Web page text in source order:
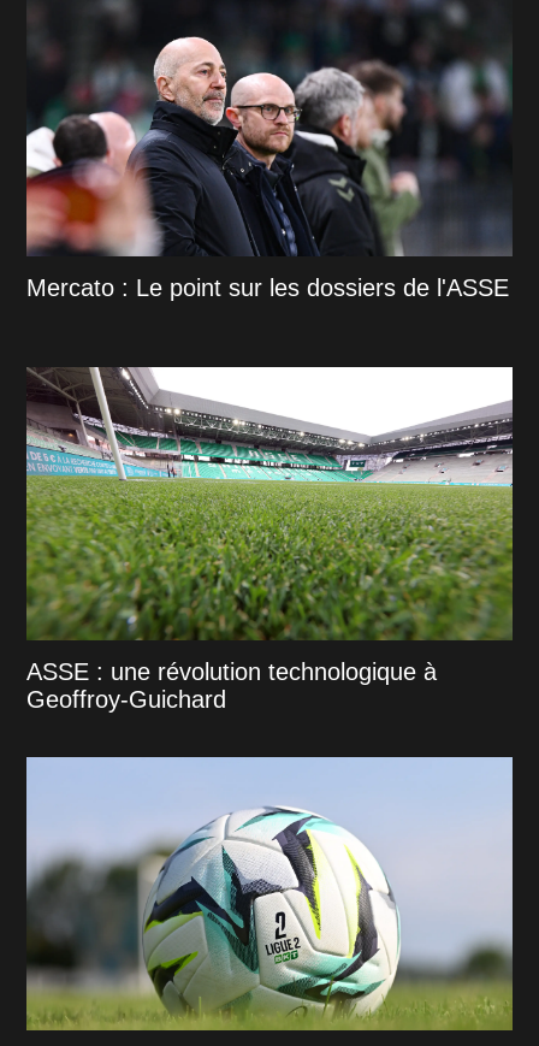
Mercato : Le point sur les dossiers de l'ASSE
ASSE : une révolution technologique à
Geoffroy-Guichard